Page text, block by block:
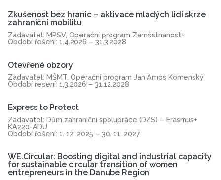
Zkušenost bez hranic – aktivace mladých lidí skrze
zahraniční mobilitu
Zadavatel: MPSV, Operační program Zaměstnanost+
Období řešení: 1.4.2026 – 31.3.2028
Otevřené obzory
Zadavatel: MŠMT, Operační program Jan Amos Komenský
Období řešení: 1.3.2026 – 31.12.2028
Express to Protect
Zadavatel: Dům zahraniční spolupráce (DZS) – Erasmus+
KA220-ADU
Období řešení: 1. 12. 2025 – 30. 11. 2027
WE.Circular: Boosting digital and industrial capacity
for sustainable circular transition of women
entrepreneurs in the Danube Region